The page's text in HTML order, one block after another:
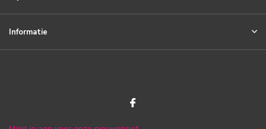
Informatie